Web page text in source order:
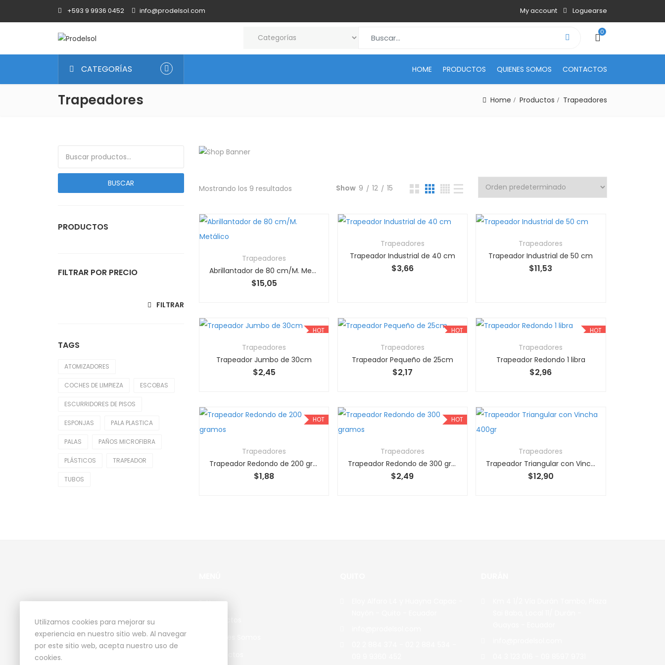
+593 9 9936 0452 info@prodelsol.com My account Loguearse
0
CATEGORÍAS HOME PRODUCTOS QUIENES SOMOS CONTACTOS
Trapeadores Home Productos Trapeadores
Mostrando los 9 resultados Show 9 12 15
Trapeadores
Abrillantador de 80 cm/M. Metálico
$15,05
Trapeadores
Trapeador Industrial de 40 cm
$3,66
Trapeadores
Trapeador Industrial de 50 cm
$11,53
HOT
Trapeadores
Trapeador Jumbo de 30cm
$2,45
HOT
Trapeadores
Trapeador Pequeño de 25cm
$2,17
HOT
Trapeadores
Trapeador Redondo 1 libra
$2,96
HOT
Trapeadores
Trapeador Redondo de 200 gramos
$1,88
HOT
Trapeadores
Trapeador Redondo de 300 gramos
$2,49
Trapeadores
Trapeador Triangular con Vincha 400gr
$12,90
BUSCAR
PRODUCTOS
Coches De Limpieza
Generadores Eléctricos
Guantes
Hogar
Palas
FILTRAR POR PRECIO
FILTRAR
TAGS
ATOMIZADORES
COCHES DE LIMPIEZA ESCOBAS
ESCURRIDORES DE PISOS
ESPONJAS PALA PLASTICA
PALAS PAÑOS MICROFIBRA
PLÁSTICOS TRAPEADOR
TUBOS
Home
Utilizamos cookies para mejorar su
experiencia en nuestro sitio web. Al navegar
por este sitio web, acepta nuestro uso de
cookies.